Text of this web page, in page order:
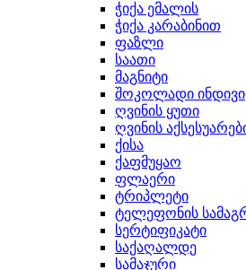
ჭიქა ემალის
ჭიქა კარაბინით
ფაზლი
საათი
მაგნიტი
შოკოლადი
ღვინის ყუთი
ღვინის
ქისა
ქაფმუყაო
ფლაერი
ტრიპლეტი
ტელეფონის
სერტიფიკატი
საქაღალდე
სამაჯური